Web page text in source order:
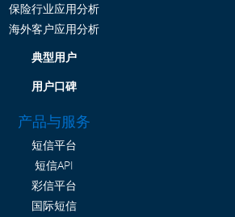
保险行业应用分析
海外客户应用分析
典型用户
用户口碑
产品与服务
短信平台
短信API
彩信平台
国际短信